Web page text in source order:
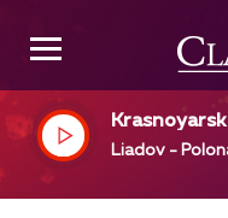
r, dir
Liadov -